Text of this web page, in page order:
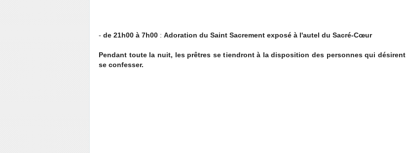
- de 21h00 à 7h00 : Adoration du Saint Sacrement exposé à l'autel du Sacré-Cœur
Pendant toute la nuit, les prêtres se tiendront à la disposition des personnes qui désirent
se confesser.